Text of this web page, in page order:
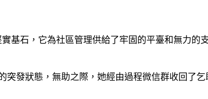
基石，它為社區管理供給了牢固的平臺和無力的
發狀態，無助之際，她經由過程微信群收回了